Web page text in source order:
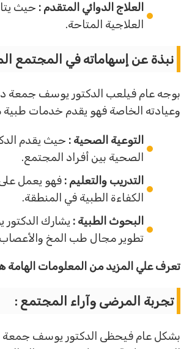
العلاج الدوائي المتقدم : حيث
العلاجية المتاحة.
نبذة عن إسهاماته في المجتمع
بوجه عام فيلعب الدكتور يوسف جمعة
وعيادته الخاصة فهو يقدم خدمات طبية
التوعية الصحية : حيث يقدم
الصحية بين أفراد المجتمع.
التدريب والتعليم : فهو يعمل
الكفاءة الطبية في المنطقة.
البحوث الطبية : يشارك
تطوير مجال طب المخ
تعرف علي المزيد من المعلومات الهامة
تجربة المرضى وآراء المجتمع :
بشكل عام فيحظى الدكتور يوسف جمعة